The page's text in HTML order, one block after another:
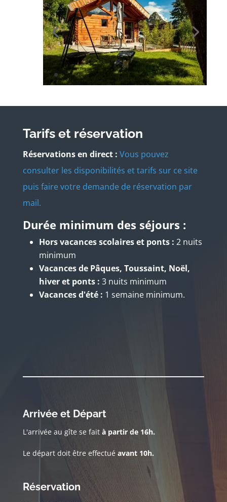
Tarifs et réservation
Réservations en direct : Vous pouvez
consulter les disponibilités et tarifs sur ce site
puis faire votre demande de réservation par
mail.
Durée minimum des séjours :
Hors vacances scolaires et ponts : 2 nuits
minimum
Vacances de Pâques, Toussaint, Noël,
hiver et ponts : 3 nuits minimum
Vacances d'été : 1 semaine minimum.
Arrivée et Départ
L'arrivée au gîte se fait à partir de 16h.
Le départ doit être effectué avant 10h.
Réservation